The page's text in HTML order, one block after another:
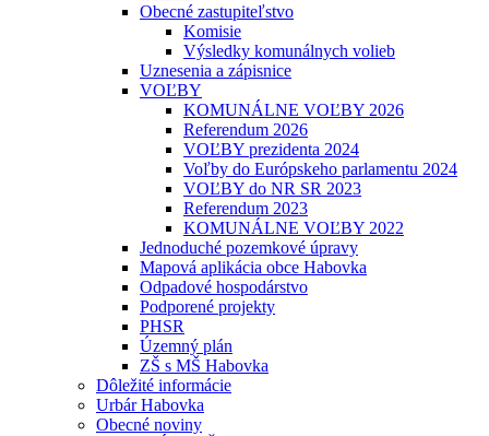
Obecné zastupiteľstvo
Komisie
Výsledky komunálnych volieb
Uznesenia a zápisnice
VOĽBY
KOMUNÁLNE VOĽBY 2026
Referendum 2026
VOĽBY prezidenta 2024
Voľby do Európskeho parlamentu 2024
VOĽBY do NR SR 2023
Referendum 2023
KOMUNÁLNE VOĽBY 2022
Jednoduché pozemkové úpravy
Mapová aplikácia obce Habovka
Odpadové hospodárstvo
Podporené projekty
PHSR
Územný plán
ZŠ s MŠ Habovka
Dôležité informácie
Urbár Habovka
Obecné noviny